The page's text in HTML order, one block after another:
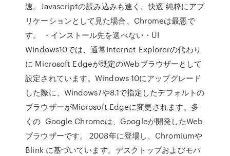
速。Javascriptの読み込みも速く、快適 純粋にアプ
リケーションとして見た場合、Chromeは最悪で
す。 ・インストール先を選べない・UI
Windows10では、通常Internet Explorerの代わり
に Microsoft Edgeが既定のWebブラウザーとして
設定されています。Windows 10にアップグレード
した際に、Windows7や8.1で指定したデフォルトの
ブラウザーがMicrosoft Edgeに変更されます。多
くの Google Chromeは、Googleが開発したWeb
ブラウザーです。 2008年に登場し、Chromiumや
Blink に基づいています。デスクトップおよびモバ